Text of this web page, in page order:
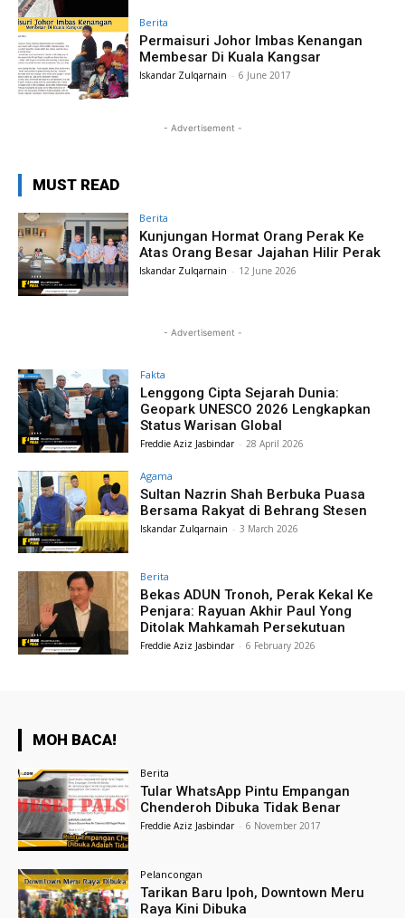
Berita
Permaisuri Johor Imbas Kenangan
Membesar Di Kuala Kangsar
Iskandar Zulqarnain - 6 June 2017
- Advertisement -
MUST READ
Berita
Kunjungan Hormat Orang Perak Ke
Atas Orang Besar Jajahan Hilir Perak
Iskandar Zulqarnain - 12 June 2026
- Advertisement -
Fakta
Lenggong Cipta Sejarah Dunia:
Geopark UNESCO 2026 Lengkapkan
Status Warisan Global
Freddie Aziz Jasbindar - 28 April 2026
Agama
Sultan Nazrin Shah Berbuka Puasa
Bersama Rakyat di Behrang Stesen
Iskandar Zulqarnain - 3 March 2026
Berita
Bekas ADUN Tronoh, Perak Kekal Ke
Penjara: Rayuan Akhir Paul Yong
Ditolak Mahkamah Persekutuan
Freddie Aziz Jasbindar - 6 February 2026
MOH BACA!
Berita
Tular WhatsApp Pintu Empangan
Chenderoh Dibuka Tidak Benar
Freddie Aziz Jasbindar - 6 November 2017
Pelancongan
Tarikan Baru Ipoh, Downtown Meru
Raya Kini Dibuka